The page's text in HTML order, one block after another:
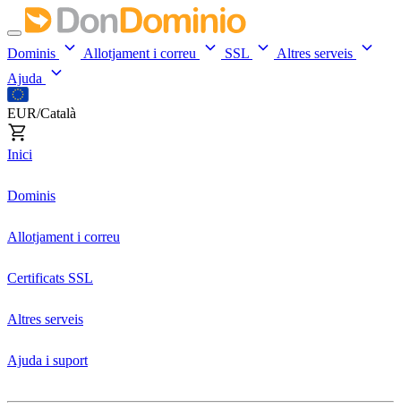
Dominis Allotjament i correu SSL
Altres serveis
Ajuda
EUR/Català
Inici
Dominis
Allotjament i correu
Certificats SSL
Altres serveis
Ajuda i suport